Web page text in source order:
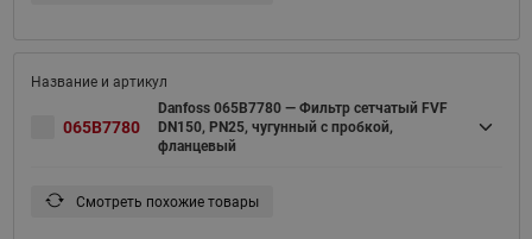
065B7780
Danfoss 065B7780 — Фильтр сетчатый FVF
DN150, PN25, чугунный с пробкой,
фланцевый
Смотреть похожие товары